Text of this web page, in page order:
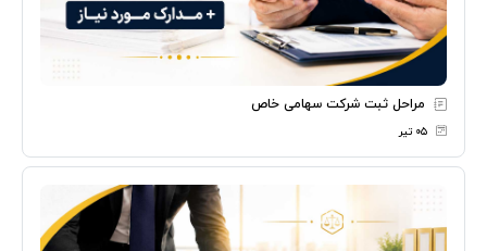
مراحل ثبت شرکت سهامی خاص
۰۵ تیر